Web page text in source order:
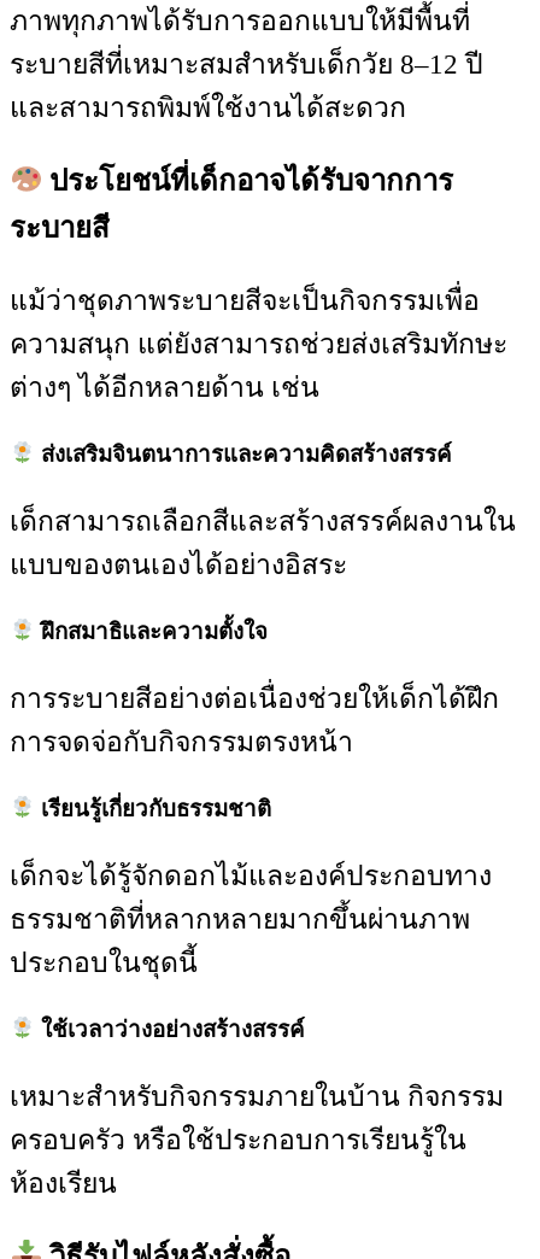
ภาพทุกภาพได้รับการออกแบบให้มีพื้นที่
ระบายสีที่เหมาะสมสำหรับเด็กวัย 8–12 ปี
และสามารถพิมพ์ใช้งานได้สะดวก
ประโยชน์ที่เด็กอาจได้รับจากการ
ระบายสี
แม้ว่าชุดภาพระบายสีจะเป็นกิจกรรมเพื่อ
ความสนุก แต่ยังสามารถช่วยส่งเสริมทักษะ
ต่างๆ ได้อีกหลายด้าน เช่น
ส่งเสริมจินตนาการและความคิดสร้างสรรค์
เด็กสามารถเลือกสีและสร้างสรรค์ผลงานใน
แบบของตนเองได้อย่างอิสระ
ฝึกสมาธิและความตั้งใจ
การระบายสีอย่างต่อเนื่องช่วยให้เด็กได้ฝึก
การจดจ่อกับกิจกรรมตรงหน้า
เรียนรู้เกี่ยวกับธรรมชาติ
เด็กจะได้รู้จักดอกไม้และองค์ประกอบทาง
ธรรมชาติที่หลากหลายมากขึ้นผ่านภาพ
ประกอบในชุดนี้
ใช้เวลาว่างอย่างสร้างสรรค์
เหมาะสำหรับกิจกรรมภายในบ้าน กิจกรรม
ครอบครัว หรือใช้ประกอบการเรียนรู้ใน
ห้องเรียน